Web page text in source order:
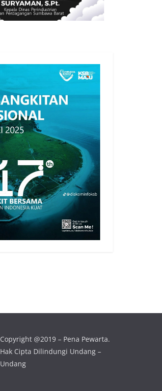
Copyright @2019 – Pena Pewarta.
Hak Cipta Dilindungi Undang –
Undang